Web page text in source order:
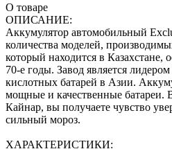
О товаре
ОПИСАНИЕ:
Аккумулятор автомобильный
количества моделей,
который находится в
70-е годы. Завод является
кислотных батарей в Азии.
мощные и качественные батареи.
Кайнар, вы получаете чувство
сильный мороз.
ХАРАКТЕРИСТИКИ: